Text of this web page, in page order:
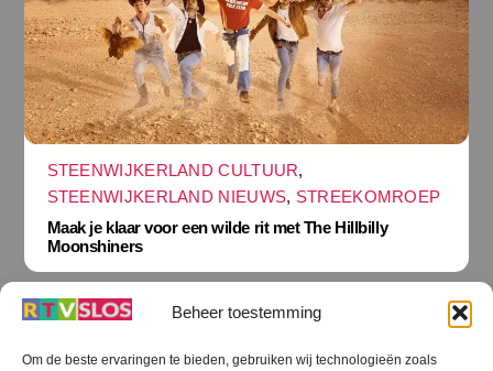
Beheer toestemming
Om de beste ervaringen te bieden, gebruiken wij technologieën zoals
STEENWIJKERLAND CULTUUR,
STEENWIJKERLAND NIEUWS, STREEKOMROEP
Maak je klaar voor een wilde rit met The Hillbilly
Moonshiners